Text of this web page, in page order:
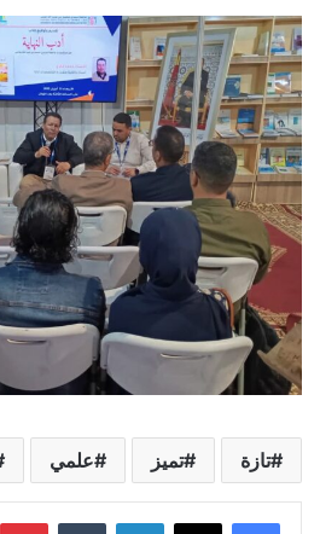
تازة تميز علمي
لينكدإن